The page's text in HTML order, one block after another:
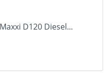
D120 Diesel...